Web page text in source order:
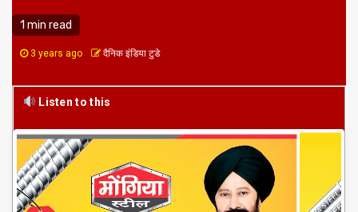
1 min read
3 years ago दैनिक इंडिया टुडे
Listen to this